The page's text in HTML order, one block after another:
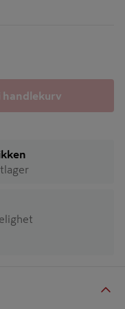
handlekurv